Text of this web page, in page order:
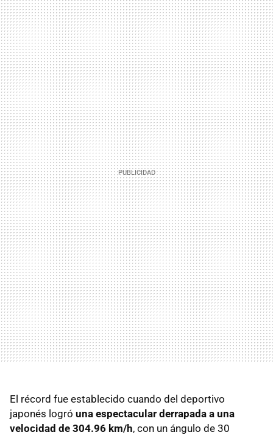
El récord fue establecido cuando del deportivo
japonés logró una espectacular derrapada a una
velocidad de 304.96 km/h, con un ángulo de 30